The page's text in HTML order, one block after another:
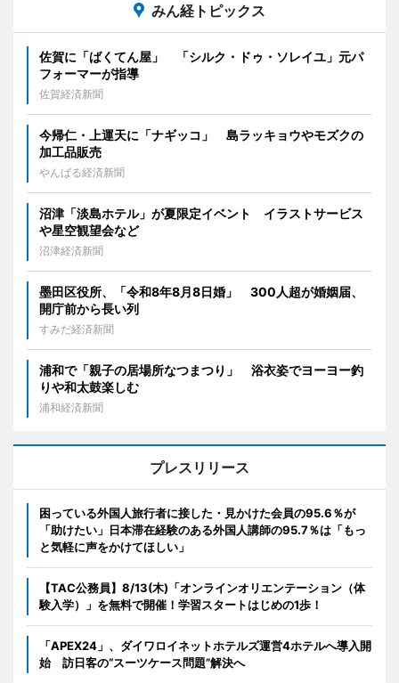
みん経トピックス
佐賀に「ばくてん屋」 「シルク・ドゥ・ソレイユ」元パ
フォーマーが指導
佐賀経済新聞
今帰仁・上運天に「ナギッコ」 島ラッキョウやモズクの
加工品販売
やんばる経済新聞
沼津「淡島ホテル」が夏限定イベント イラストサービス
や星空観望会など
沼津経済新聞
墨田区役所、「令和8年8月8日婚」 300人超が婚姻届、
開庁前から長い列
すみだ経済新聞
浦和で「親子の居場所なつまつり」 浴衣姿でヨーヨー釣
りや和太鼓楽しむ
浦和経済新聞
プレスリリース
困っている外国人旅行者に接した・見かけた会員の95.6％が
「助けたい」日本滞在経験のある外国人講師の95.7％は「もっ
と気軽に声をかけてほしい」
【TAC公務員】8/13(木)「オンラインオリエンテーション（体
験入学）」を無料で開催！学習スタートはじめの1歩！
「APEX24」、ダイワロイネットホテルズ運営4ホテルへ導入開
始 訪日客の“スーツケース問題”解決へ